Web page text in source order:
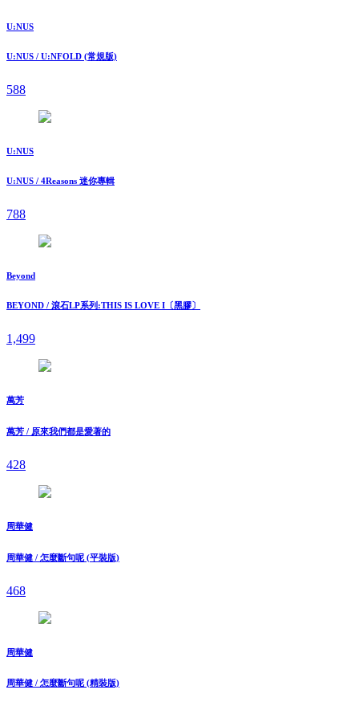
U:NUS
U:NUS / U:NFOLD (常規版)
588
U:NUS
U:NUS / 4Reasons 迷你專輯
788
Beyond
BEYOND / 滾石LP系列:THIS IS LOVE I〔黑膠〕
1,499
萬芳
萬芳 / 原來我們都是愛著的
428
周華健
周華健 / 怎麼斷句呢 (平裝版)
468
周華健
周華健 / 怎麼斷句呢 (精裝版)